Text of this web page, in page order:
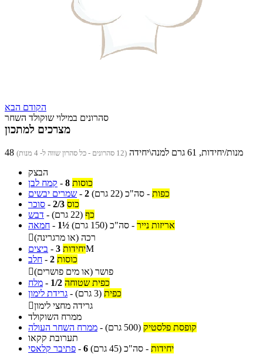
הקודם הבא
סהרונים במילוי שוקולד השחר
מצרכים למתכון
48 מנות/יחידות, 61 גרם למנה\יחידה (12 סהרונים - כל סהרון שווה ל- 4 מנות)
הבצק
קמח לבן - 8 כוסות
שמרים יבשים - 2 כפות - סה"כ (22 גרם)
סוכר - 2/3 כוס
דבש - כף (22 גרם)
חמאה - 1½ אריזות נייר - סה"כ (150 גרם)
רכה (או מרגרינה)
ביצים - 3 יחידותM
חלב - 2 כוסות
פושר (או מים פושרים)
מלח - 1/2 כפית שטוחה
גרידת לימון - כפית (3 גרם)
גרידה מחצי לימון
ממרח השוקולד
ממרח השחר העולה - קופסת פלסטיק (500 גרם)
תערובת קקאו
פתיבר קלאסי - 6 יחידות - סה"כ (45 גרם)